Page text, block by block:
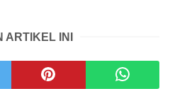
ARTIKEL INI